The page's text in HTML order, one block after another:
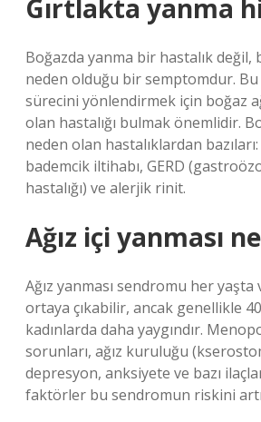
Gırtlakta yanma
Boğazda yanma bir hastalık değil,
neden olduğu bir semptomdur.
sürecini yönlendirmek için boğaz
olan hastalığı bulmak önemlidir.
neden olan hastalıklardan
bademcik iltihabı, GERD
hastalığı) ve alerjik rinit.
Ağız içi yanması
Ağız yanması sendromu her yaşta
ortaya çıkabilir, ancak genellikle
kadınlarda daha yaygındır.
sorunları, ağız kuruluğu
depresyon, anksiyete ve bazı
faktörler bu sendromun riskini